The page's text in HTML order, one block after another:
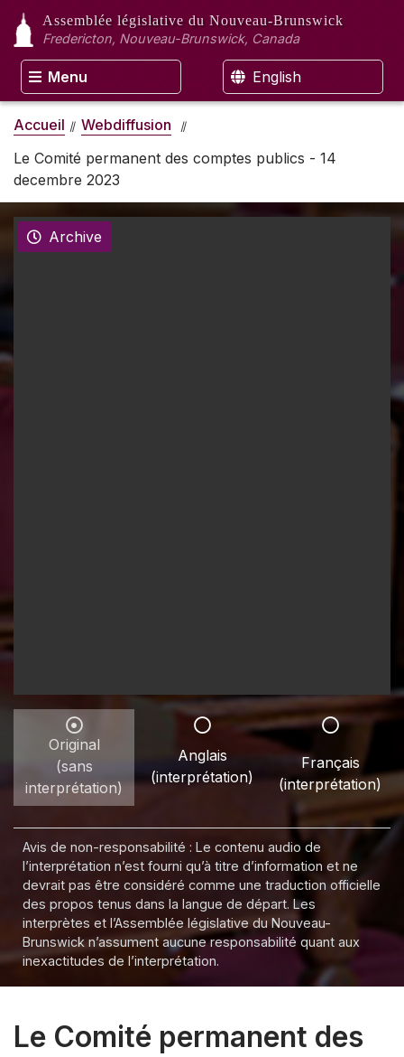
Assemblée législative du Nouveau-Brunswick
Fredericton, Nouveau-Brunswick, Canada
Menu English
Accueil
Webdiffusion
Le Comité permanent des comptes publics - 14
decembre 2023
Archive
Original
(sans
interprétation)
Anglais
(interprétation)
Français
(interprétation)
Avis de non-responsabilité : Le contenu audio de
l’interprétation n’est fourni qu’à titre d’information et ne
devrait pas être considéré comme une traduction officielle
des propos tenus dans la langue de départ. Les
interprètes et l’Assemblée législative du Nouveau-
Brunswick n’assument aucune responsabilité quant aux
inexactitudes de l’interprétation.
Le Comité permanent des